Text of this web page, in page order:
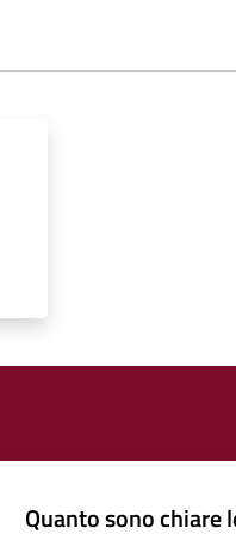
Quanto sono chiare